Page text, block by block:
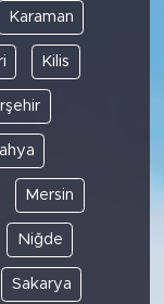
Karaman
Kilis
Mersin
Niğde
Sakarya